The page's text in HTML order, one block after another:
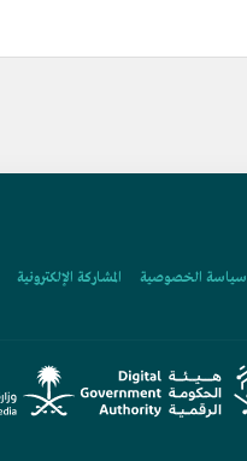
سياسة الخصوصية المشاركة الإلكترونية